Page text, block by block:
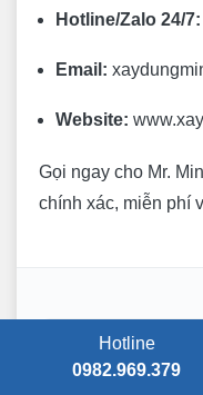
Hotline/Zalo 24/7:
Email:
Website:
Gọi ngay cho Mr.
chính xác, miễn phí
Tags:
Hotline
0982.969.379